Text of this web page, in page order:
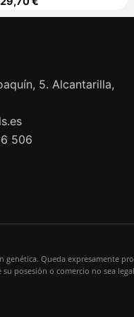
5. Alcantarilla,
506
Queda expresamente
posesión o comercio no sea